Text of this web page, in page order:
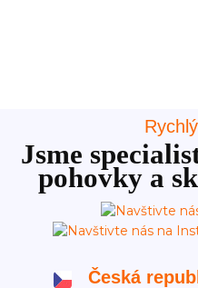
Jsme
pohovky a
Česká